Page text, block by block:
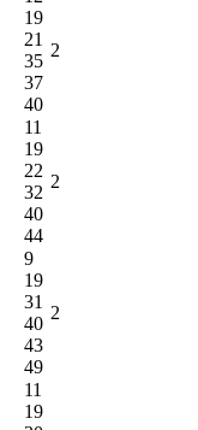
19
21
35
37
40
2
11
19
22
32
40
44
2
9
19
31
40
43
49
2
11
19